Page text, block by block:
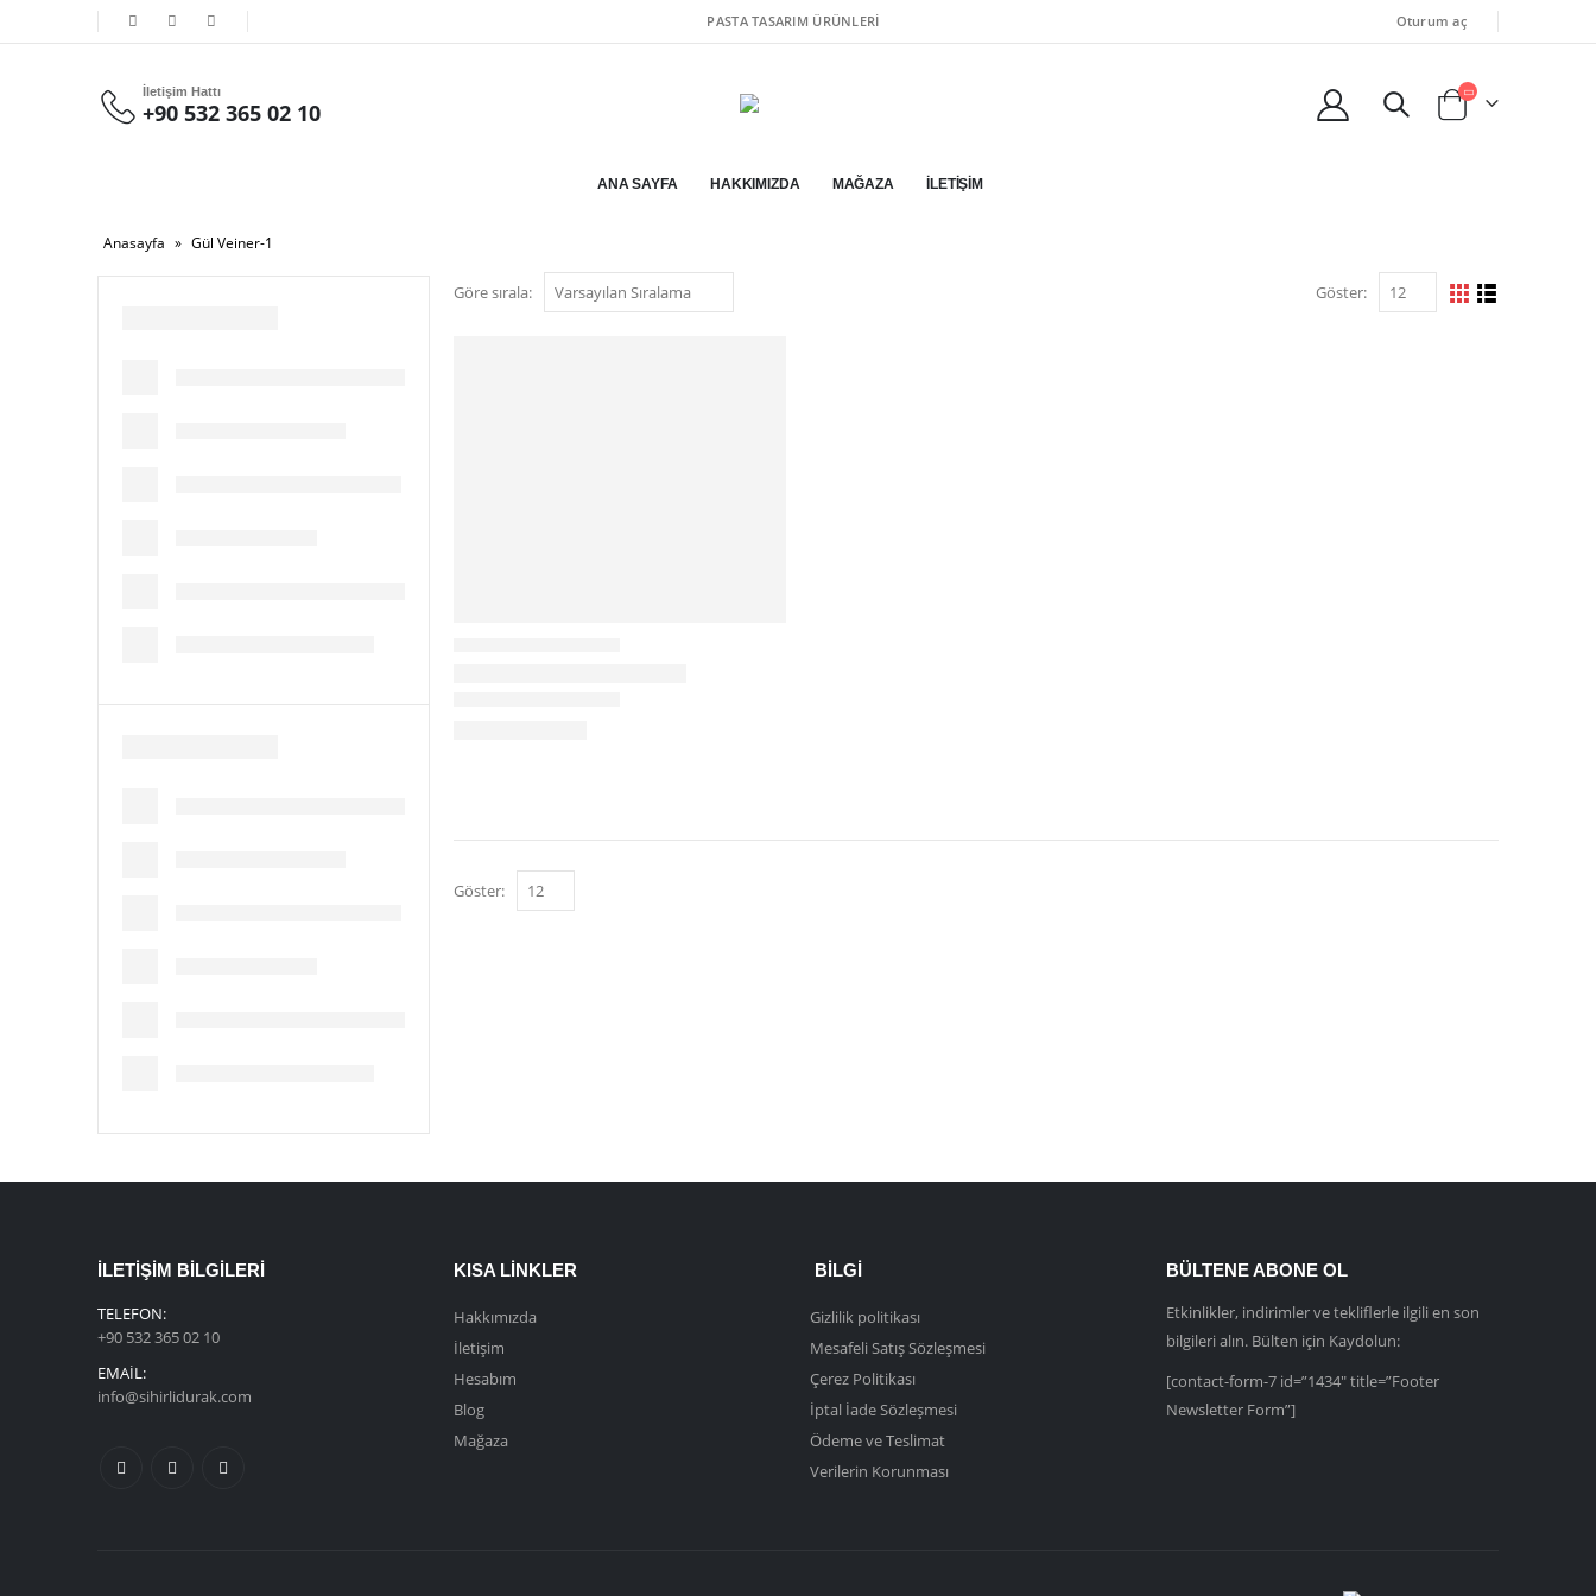
PASTA TASARIM ÜRÜNLERI Oturum aç
İletişim Hattı
+90 532 365 02 10
ANA SAYFA HAKKIMIZDA MAĞAZA İLETIŞIM
Anasayfa » Gül Veiner-1
Göre sırala: Göster:
Göster:
İLETIŞIM BILGILERI
TELEFON:
+90 532 365 02 10
EMAIL:
info@sihirlidurak.com
KISA LINKLER
Hakkımızda
İletişim
Hesabım
Blog
Mağaza
BILGI
Gizlilik politikası
Mesafeli Satış Sözleşmesi
Çerez Politikası
İptal İade Sözleşmesi
Ödeme ve Teslimat
Verilerin Korunması
BÜLTENE ABONE OL
Etkinlikler, indirimler ve tekliflerle ilgili en son
bilgileri alın. Bülten için Kaydolun:
[contact-form-7 id=”1434″ title=”Footer
Newsletter Form”]